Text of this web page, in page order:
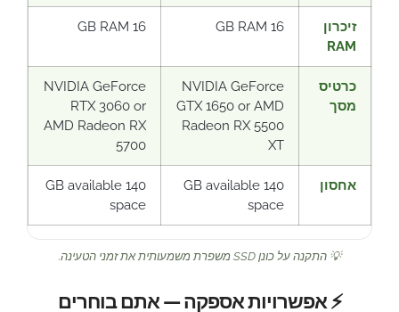
זיכרון
RAM
16 GB RAM
16 GB RAM
כרטיס
מסך
NVIDIA GeForce
GTX 1650 or AMD
Radeon RX 5500
XT
NVIDIA GeForce
RTX 3060 or
AMD Radeon RX
5700
אחסון
140 GB available
space
140 GB available
space
💡 התקנה על כונן SSD משפרת משמעותית את זמני הטעינה.
⚡ אפשרויות אספקה — אתם בוחרים